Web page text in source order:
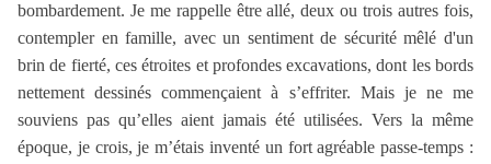
bombardement. Je me rappelle être allé, deux ou trois autres fois,
contempler en famille, avec un sentiment de sécurité mêlé d'un
brin de fierté, ces étroites et profondes excavations, dont les bords
nettement dessinés commençaient à s’effriter. Mais je ne me
souviens pas qu’elles aient jamais été utilisées. Vers la même
époque, je crois, je m’étais inventé un fort agréable passe-temps :